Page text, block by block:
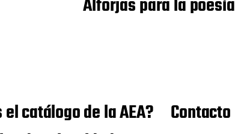
Alforjas para la poesía
el catálogo de la AEA? Contacto